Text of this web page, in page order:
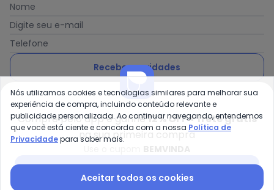
Nome
Digite seu e-mail
Telefone
Receber novidades
Ao enviar o cadastro, você concorda com a nossa Política
de Privacidade
Posthaus é uma marca da Posthaus Ltda / CNPJ:
80.462.138/0001-41
Compre pelo app e ganhe12% OFF + frete grátis
na sua primeira compra
Nós utilizamos cookies e tecnologias similares para melhorar sua
experiência de compra, incluindo conteúdo relevante e
publicidade personalizada. Ao continuar navegando, entendemos
que você está ciente e concorda com a nossa Política de
Privacidadepara saber mais.
Aceitar todos os cookies